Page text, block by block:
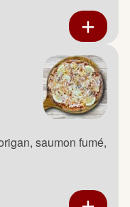
saumon fumé,